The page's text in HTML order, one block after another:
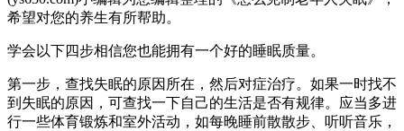
希望对您的养生有所帮助。
学会以下四步相信您也能拥有一个好的睡眠质量。
第一步，查找失眠的原因所在，然后对症治疗。如果一时找不
到失眠的原因，可查找一下自己的生活是否有规律。应当多进
行一些体育锻炼和室外活动，如每晚睡前散散步、听听音乐，